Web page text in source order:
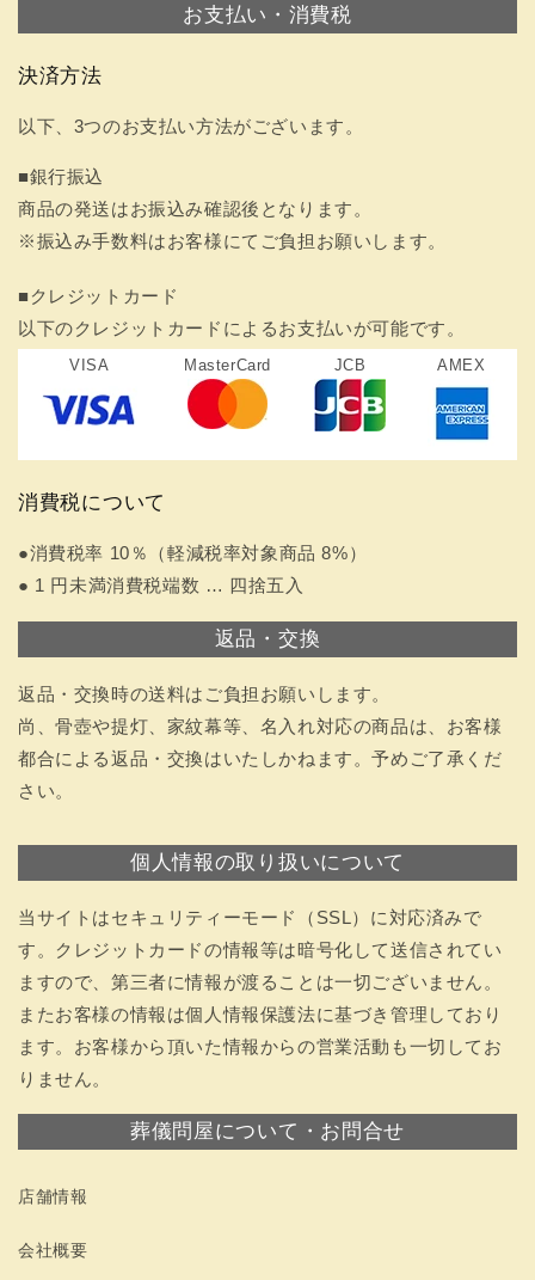
お支払い・消費税
決済方法
以下、3つのお支払い方法がございます。
■銀行振込
商品の発送はお振込み確認後となります。
※振込み手数料はお客様にてご負担お願いします。
■クレジットカード
以下のクレジットカードによるお支払いが可能です。
VISA MasterCard JCB AMEX
消費税について
●消費税率 10％（軽減税率対象商品 8%）
● 1 円未満消費税端数 … 四捨五入
返品・交換
返品・交換時の送料はご負担お願いします。
尚、骨壺や提灯、家紋幕等、名入れ対応の商品は、お客様
都合による返品・交換はいたしかねます。予めご了承くだ
さい。
個人情報の取り扱いについて
当サイトはセキュリティーモード（SSL）に対応済みで
す。クレジットカードの情報等は暗号化して送信されてい
ますので、第三者に情報が渡ることは一切ございません。
またお客様の情報は個人情報保護法に基づき管理しており
ます。お客様から頂いた情報からの営業活動も一切してお
りません。
葬儀問屋について・お問合せ
店舗情報
会社概要